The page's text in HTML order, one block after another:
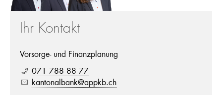
Ihr Kontakt
Vorsorge- und Finanzplanung
071 788 88 77
kantonalbank@appkb.ch